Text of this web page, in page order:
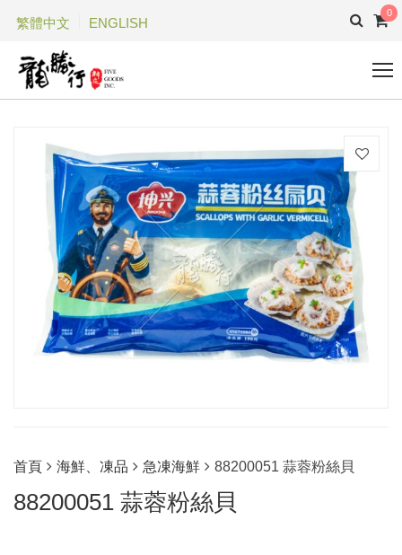
繁體中文 ENGLISH
0
首頁 海鮮、凍品 急凍海鮮 88200051 蒜蓉粉絲貝
88200051 蒜蓉粉絲貝